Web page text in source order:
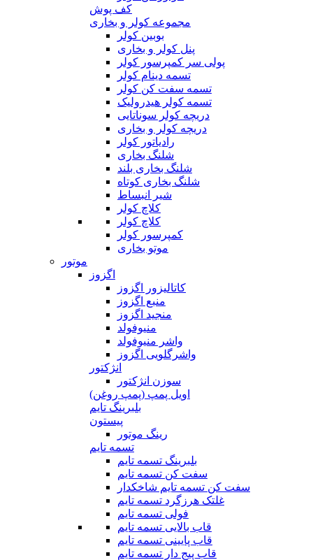
کف پوش
مجموعه کولر و بخاری
بوبین کولر
پنل کولر و بخاری
پولی سر کمپرسور کولر
تسمه دینام کولر
تسمه سفت کن کولر
تسمه کولر هیدرولیک
دریچه کولر سوناتایی
دریچه کولر و بخاری
رادیاتور کولر
شلنگ بخاری
شلنگ بخاری بلند
شلنگ بخاری کوتاه
شیر انبساط
کلاچ کولر
کلاچ کولر
کمپرسور کولر
موتو بخاری
موتور
اگزوز
کاتالیزور اگزوز
منبع اگزوز
منجید اگزوز
منیوفولد
واشر منیوفولد
واشرگلویی اگزوز
انژکتور
سوزن انژکتور
اویل پمپ (پمپ روغن)
بلبرینگ تایم
پیستون
رینگ موتور
تسمه تایم
بلبرینگ تسمه تایم
سفت کن تسمه تایم
سفت کن تسمه تایم شاخکدار
غلتک هرزگرد تسمه تایم
فولی تسمه تایم
قاب بالایی تسمه تایم
قاب پایینی تسمه تایم
قاب پیج دار تسمه تایم